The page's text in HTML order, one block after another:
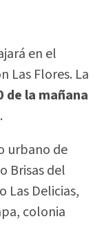
en el
Las Flores. La
de la mañana
.
urbano de
Brisas del
Las Delicias,
colonia